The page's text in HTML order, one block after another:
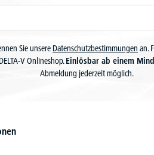
Sie unsere Datenschutzbestimmungen an.
V Onlineshop.Einlösbar ab einem
Abmeldung jederzeit möglich.